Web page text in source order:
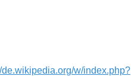
de.wikipedia.org/w/index.php?